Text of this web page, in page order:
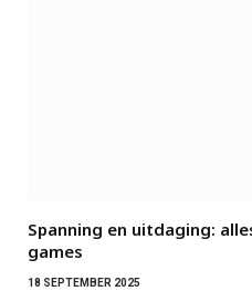
Spanning en uitdaging:
games
18 SEPTEMBER 2025